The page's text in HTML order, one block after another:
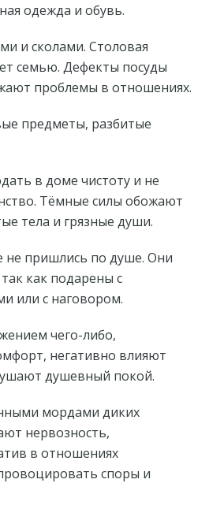
одежда и обувь.
и сколами. Столовая
семью. Дефекты посуды
проблемы в отношениях.
предметы, разбитые
в доме чистоту и не
Тёмные силы обожают
тела и грязные души.
пришлись по душе. Они
как подарены с
или с наговором.
чего-либо,
негативно влияют
душевный покой.
мордами диких
нервозность,
в отношениях
споры и